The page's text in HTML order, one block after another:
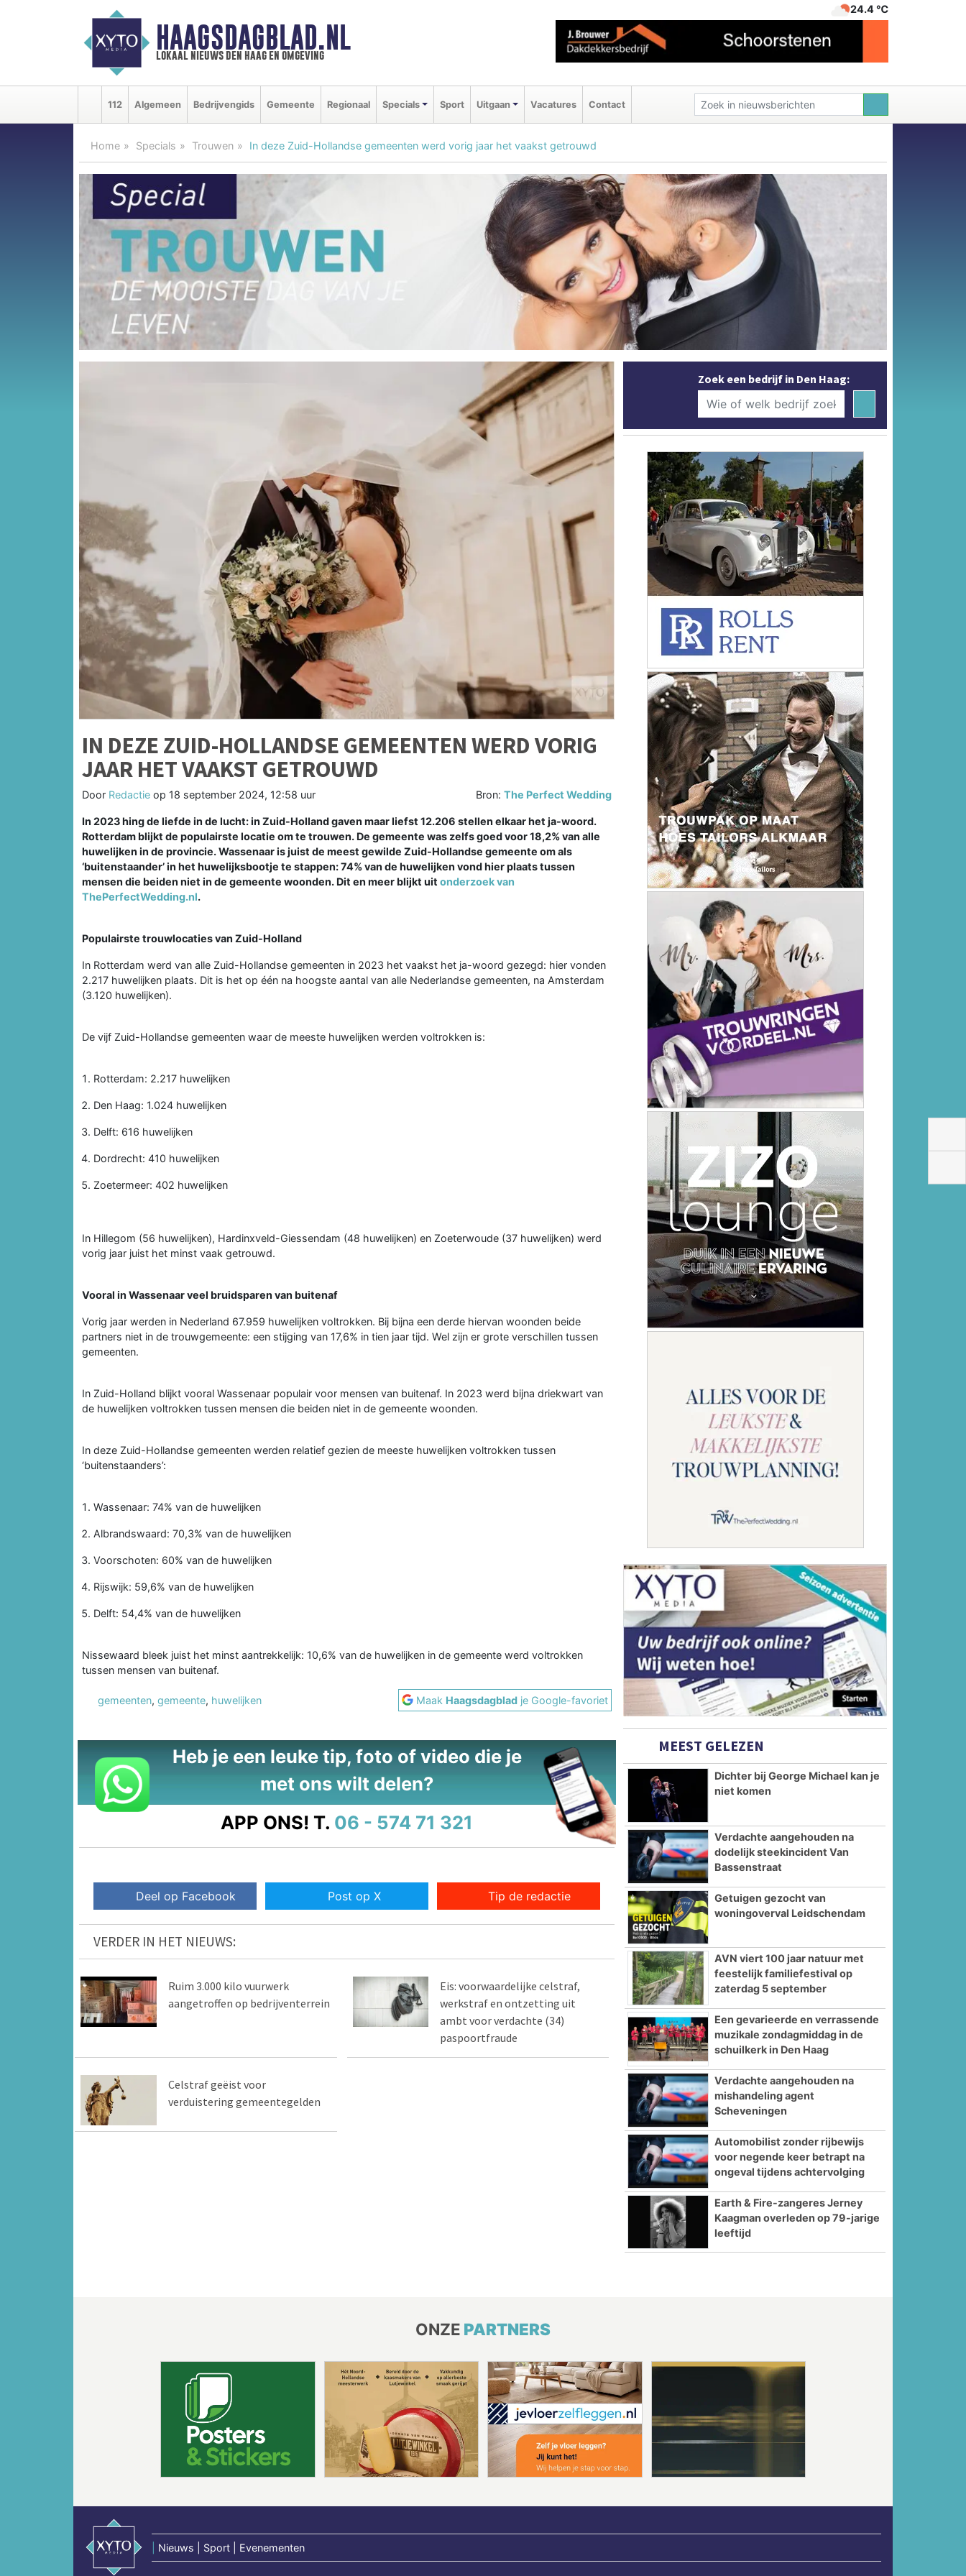
HAAGSDAGBLAD.NL
lokaal nieuws den haag en omgeving
24.4 ℃
112 Algemeen Bedrijvengids Gemeente Regionaal Specials Sport Uitgaan Vacatures Contact
Home Specials Trouwen In deze Zuid-Hollandse gemeenten werd vorig jaar het vaakst getrouwd
IN DEZE ZUID-HOLLANDSE GEMEENTEN WERD VORIG
JAAR HET VAAKST GETROUWD
Door Redactie op 18 september 2024, 12:58 uur Bron:The Perfect Wedding
In 2023 hing de liefde in de lucht: in Zuid-Holland gaven maar liefst 12.206 stellen elkaar het ja-woord.
Rotterdam blijkt de populairste locatie om te trouwen. De gemeente was zelfs goed voor 18,2% van alle
huwelijken in de provincie. Wassenaar is juist de meest gewilde Zuid-Hollandse gemeente om als
‘buitenstaander’ in het huwelijksbootje te stappen: 74% van de huwelijken vond hier plaats tussen
mensen die beiden niet in de gemeente woonden. Dit en meer blijkt uit onderzoek van
ThePerfectWedding.nl.
Populairste trouwlocaties van Zuid-Holland
In Rotterdam werd van alle Zuid-Hollandse gemeenten in 2023 het vaakst het ja-woord gezegd: hier vonden
2.217 huwelijken plaats. Dit is het op één na hoogste aantal van alle Nederlandse gemeenten, na Amsterdam
(3.120 huwelijken).
De vijf Zuid-Hollandse gemeenten waar de meeste huwelijken werden voltrokken is:
Rotterdam: 2.217 huwelijken
Den Haag: 1.024 huwelijken
Delft: 616 huwelijken
Dordrecht: 410 huwelijken
Zoetermeer: 402 huwelijken
In Hillegom (56 huwelijken), Hardinxveld-Giessendam (48 huwelijken) en Zoeterwoude (37 huwelijken) werd
vorig jaar juist het minst vaak getrouwd.
Vooral in Wassenaar veel bruidsparen van buitenaf
Vorig jaar werden in Nederland 67.959 huwelijken voltrokken. Bij bijna een derde hiervan woonden beide
partners niet in de trouwgemeente: een stijging van 17,6% in tien jaar tijd. Wel zijn er grote verschillen tussen
gemeenten.
In Zuid-Holland blijkt vooral Wassenaar populair voor mensen van buitenaf. In 2023 werd bijna driekwart van
de huwelijken voltrokken tussen mensen die beiden niet in de gemeente woonden.
In deze Zuid-Hollandse gemeenten werden relatief gezien de meeste huwelijken voltrokken tussen
‘buitenstaanders’:
Wassenaar: 74% van de huwelijken
Albrandswaard: 70,3% van de huwelijken
Voorschoten: 60% van de huwelijken
Rijswijk: 59,6% van de huwelijken
Delft: 54,4% van de huwelijken
Nissewaard bleek juist het minst aantrekkelijk: 10,6% van de huwelijken in de gemeente werd voltrokken
tussen mensen van buitenaf.
gemeenten, gemeente, huwelijken Maak Haagsdagblad je Google-favoriet
Heb je een leuke tip, foto of video die je
met ons wilt delen?
APP ONS! T. 06 - 574 71 321
Deel op Facebook Post op X Tip de redactie
VERDER IN HET NIEUWS:
Ruim 3.000 kilo vuurwerk
aangetroffen op bedrijventerrein
Eis: voorwaardelijke celstraf,
werkstraf en ontzetting uit
ambt voor verdachte (34)
paspoortfraude
Celstraf geëist voor
verduistering gemeentegelden
Zoek een bedrijf in Den Haag:
MEEST GELEZEN
Dichter bij George Michael kan je
niet komen
Verdachte aangehouden na
dodelijk steekincident Van
Bassenstraat
Getuigen gezocht van
woningoverval Leidschendam
AVN viert 100 jaar natuur met
feestelijk familiefestival op
zaterdag 5 september
Een gevarieerde en verrassende
muzikale zondagmiddag in de
schuilkerk in Den Haag
Verdachte aangehouden na
mishandeling agent
Scheveningen
Automobilist zonder rijbewijs
voor negende keer betrapt na
ongeval tijdens achtervolging
Earth & Fire-zangeres Jerney
Kaagman overleden op 79-jarige
leeftijd
ONZE PARTNERS
Nieuws | Sport | Evenementen